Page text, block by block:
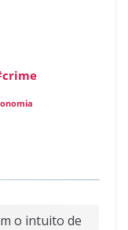
o intuito de